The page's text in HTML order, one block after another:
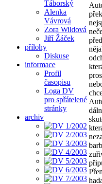
Táborský
Alenka
Vávrová
Zora Wildová
Jiří Žáček
přílohy
Diskuse
informace
Profil
časopisu
Loga DV
pro spřátelené
stránky
archiv